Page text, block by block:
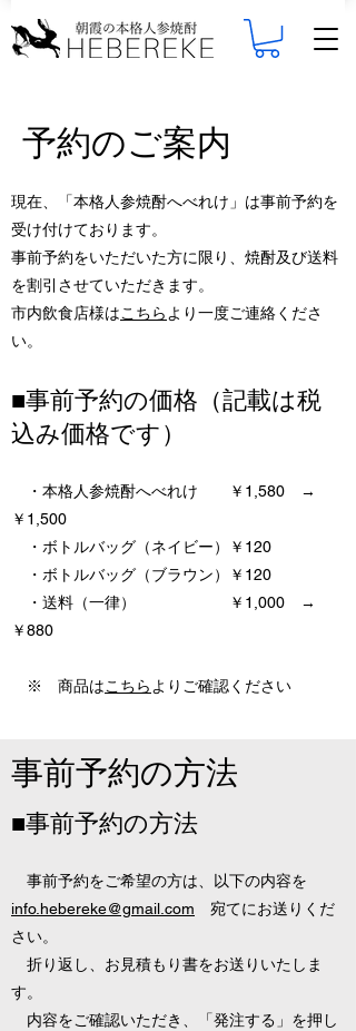
​予約のご案内
現在、「本格人参焼酎へべれけ」は事前予約を
受け付けております。
事前予約をいただいた方に限り、焼酎及び送料
を割引させていただきます。​
​市内飲食店様はこちらより一度ご連絡くださ
い。
■事前予約の価格（記載は税
込み価格です）
・本格人参焼酎へべれけ ￥1,580 →
￥1,500
・ボトルバッグ（ネイビー）￥120
・ボトルバッグ（ブラウン）￥120
・送料（一律） ￥1,000 →
￥880
※ 商品はこちらよりご確認ください
事前予約の方法
■事前予約の方法
事前予約をご希望の方は、以下の内容を
info.hebereke@gmail.com 宛てにお送りくだ
さい。
折り返し、お見積もり書をお送りいたしま
す。
内容をご確認いただき、「発注する」を押し